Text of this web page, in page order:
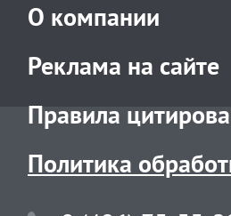
Глава
проверил
школы